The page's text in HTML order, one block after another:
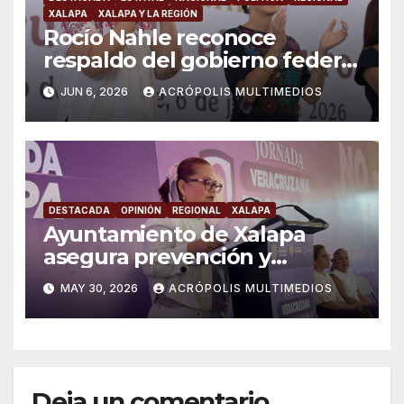
XALAPA
XALAPA Y LA REGIÓN
Rocío Nahle reconoce
respaldo del gobierno federal
en beneficio de los jóvenes
JUN 6, 2026 ACRÓPOLIS MULTIMEDIOS
DESTACADA OPINIÓN REGIONAL XALAPA
Ayuntamiento de Xalapa
asegura prevención y
atención a violencia de
género
MAY 30, 2026 ACRÓPOLIS MULTIMEDIOS